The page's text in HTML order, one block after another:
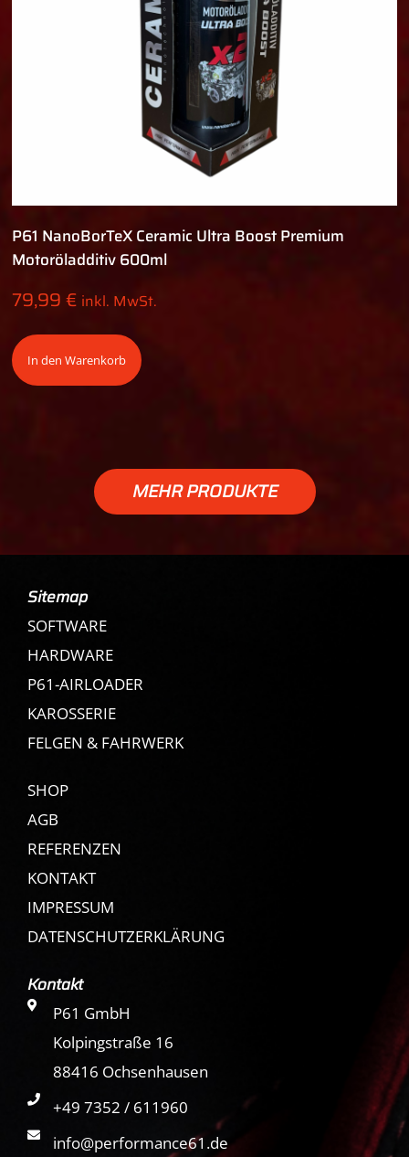
P61 NanoBorTeX Ceramic Ultra Boost Premium
Motoröladditiv 600ml
79,99€ inkl. MwSt.
In den Warenkorb
MEHR PRODUKTE
Kontakt
P61 GmbH
Kolpingstraße 16
88416 Ochsenhausen
+49 7352 / 611960
info@performance61.de
Sitemap
SOFTWARE
HARDWARE
P61-AIRLOADER
KAROSSERIE
FELGEN & FAHRWERK
SHOP
AGB
REFERENZEN
KONTAKT
IMPRESSUM
DATENSCHUTZERKLÄRUNG